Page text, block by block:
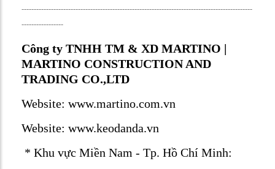
----------------------------------------------------------------------------------------------
-----------------
Công ty TNHH TM & XD MARTINO |
MARTINO CONSTRUCTION AND
TRADING CO.,LTD
Website: www.martino.com.vn
Website: www.keodanda.vn
* Khu vực Miền Nam - Tp. Hồ Chí Minh: